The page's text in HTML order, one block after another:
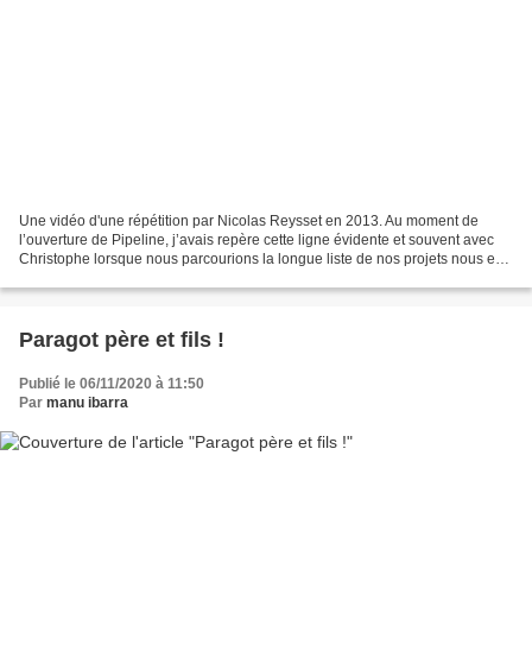
Une vidéo d'une répétition par Nicolas Reysset en 2013. Au moment de
l’ouverture de Pipeline, j’avais repère cette ligne évidente et souvent avec
Christophe lorsque nous parcourions la longue liste de nos projets nous en
Paragot père et fils !
Publié le 06/11/2020 à 11:50
Par manu ibarra